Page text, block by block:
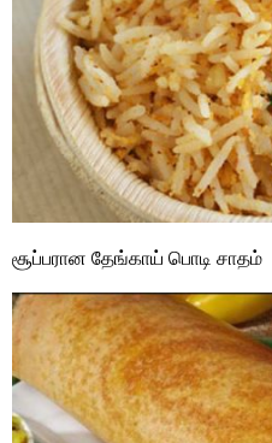
சூப்பரான தேங்காய் பொடி சாதம்